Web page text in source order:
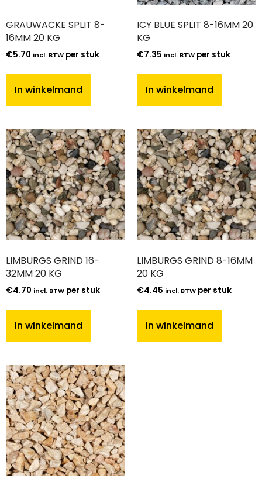
GRAUWACKE SPLIT 8-
16MM 20 KG
€5.70 incl. BTW per stuk
In winkelmand
ICY BLUE SPLIT 8-16MM 20
KG
€7.35 incl. BTW per stuk
In winkelmand
LIMBURGS GRIND 16-
32MM 20 KG
€4.70 incl. BTW per stuk
In winkelmand
LIMBURGS GRIND 8-16MM
20 KG
€4.45 incl. BTW per stuk
In winkelmand